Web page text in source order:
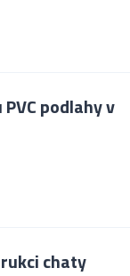
podlahy v
chaty